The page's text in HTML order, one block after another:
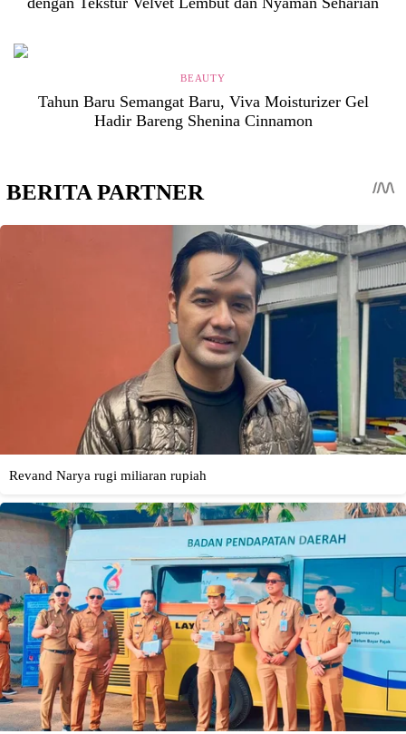
BEAUTY
Tahun Baru Semangat Baru, Viva Moisturizer Gel
Hadir Bareng Shenina Cinnamon